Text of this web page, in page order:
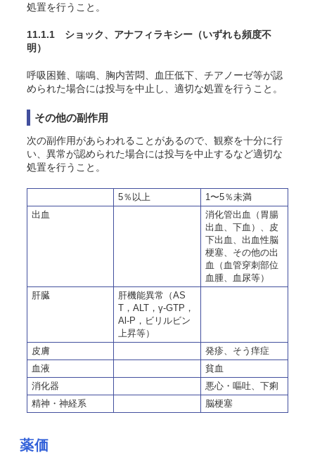
処置を行うこと。
11.1.1 ショック、アナフィラキシー （いずれも頻度不
明）
呼吸困難、喘鳴、胸内苦悶、血圧低下、チアノーゼ等が認
められた場合には投与を中止し、適切な処置を行うこと。
その他の副作用
次の副作用があらわれることがあるので、観察を十分に行
い、異常が認められた場合には投与を中止するなど適切な
処置を行うこと。
5％以上
1〜5％未満
出血
消化管出血（胃腸
出血、下血）、皮
下出血、出血性脳
梗塞、その他の出
血（血管穿刺部位
血腫、血尿等）
肝臓
肝機能異常（AS
T，ALT，γ-GTP，
Al-P，ビリルビン
上昇等）
皮膚
発疹、そう痒症
血液
貧血
消化器
悪心・嘔吐、下痢
精神・神経系
脳梗塞
薬価